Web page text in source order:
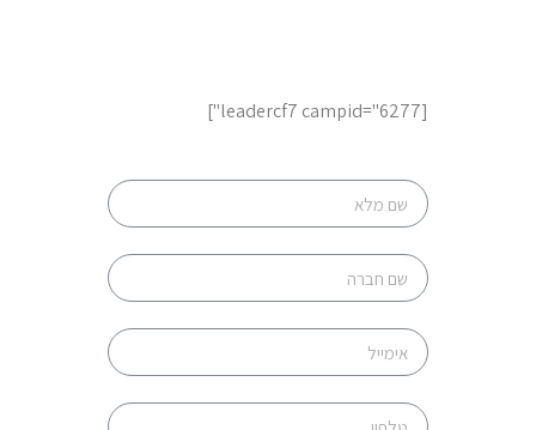
[leadercf7 campid="6277"]